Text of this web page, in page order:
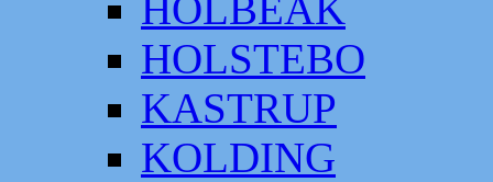
HOLSTEBO
KASTRUP
KOLDING